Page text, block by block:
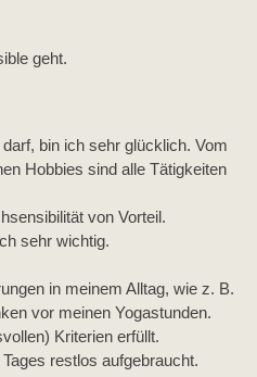
geht.
bin ich sehr glücklich. Vom
Hobbies sind alle Tätigkeiten
von Vorteil.
sehr wichtig.
in meinem Alltag, wie z. B.
vor meinen Yogastunden.
Kriterien erfüllt.
restlos aufgebraucht.